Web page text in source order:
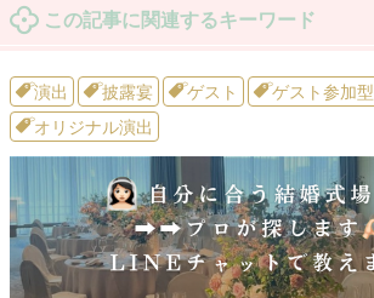
この記事に関連するキーワード
演出 披露宴 ゲスト ゲスト参加型
オリジナル演出